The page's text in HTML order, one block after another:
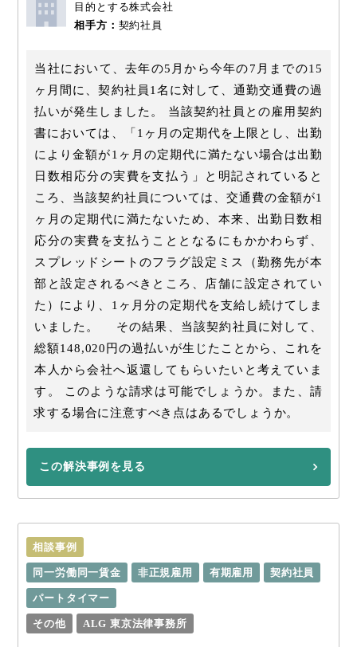
目的とする株式会社
相手方： 契約社員
当社において、去年の5月から今年の7月までの15
ヶ月間に、契約社員1名に対して、通勤交通費の過
払いが発生しました。 当該契約社員との雇用契約
書においては、「1ヶ月の定期代を上限とし、出勤
により金額が1ヶ月の定期代に満たない場合は出勤
日数相応分の実費を支払う」と明記されていると
ころ、当該契約社員については、交通費の金額が1
ヶ月の定期代に満たないため、本来、出勤日数相
応分の実費を支払うこととなるにもかかわらず、
スプレッドシートのフラグ設定ミス（勤務先が本
部と設定されるべきところ、店舗に設定されてい
た）により、1ヶ月分の定期代を支給し続けてしま
いました。 その結果、当該契約社員に対して、
総額148,020円の過払いが生じたことから、これを
本人から会社へ返還してもらいたいと考えていま
す。 このような請求は可能でしょうか。また、請
求する場合に注意すべき点はあるでしょうか。
この解決事例を見る
相談事例
同一労働同一賃金 非正規雇用 有期雇用 契約社員
パートタイマー
その他 ALG 東京法律事務所